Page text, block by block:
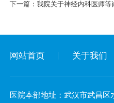
下一篇： 我院关于神经内科医师
网站首页 关于我们
医院本部地址：武汉市武昌区